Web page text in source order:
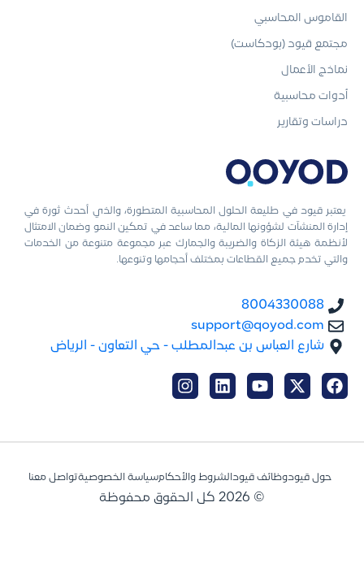
يعتبر قيود في طليعة الحلول المحاسبية المتطورة، والذي أحدث ثورة في
إدارة المنشآت لشؤونها المالية، مما ساعد في تمكين النمو وضمان الامتثال
لأنظمة هيئة الزكاة والضريبة والجمارك عبر مجموعة متنوعة من الخدمات
والتي تخدم جميع القطاعات بمختلف أحجامها وتنوعها.
8004330088
support@qoyod.com
شارع العباس بن عبدالمطلب - حي التعاون - الرياض
القاموس المحاسبي
مجتمع قيود (بودكاست)
نماذج الأعمال
أدوات محاسبية
دراسات وتقارير
حول قيودوظائف قيود الشروط والأحكامسياسة الخصوصيةتواصل معنا
© 2026 كل الحقوق محفوظة